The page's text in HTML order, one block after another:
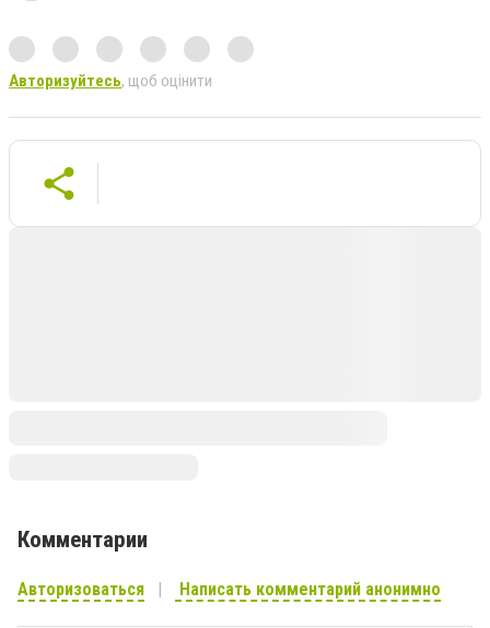
Авторизуйтесь, щоб оцінити
Комментарии
Авторизоваться Написать комментарий анонимно